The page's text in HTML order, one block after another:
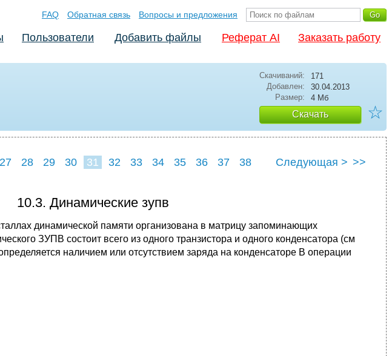
FAQ Обратная связь Вопросы и предложения
Пользователи Добавить файлы Реферат AI Заказать работу
Скачиваний:
171
Добавлен:
30.04.2013
Размер:
4 Мб
Скачать ☆
27 28 29 30 31 32 33 34 35 36 37
38
Следующая > >>
10.3. Динамические зупв
динамической памяти ор­ганизована в матрицу запоминающих
ЗУПВ состоит всего из одного транзистора и одного конденсатора (см
наличием или от­сутствием заряда на конденсаторе В операции